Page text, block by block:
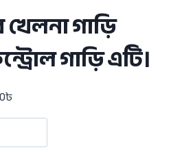
খেলনা গাড়ি
গাড়ি এটি।
৳